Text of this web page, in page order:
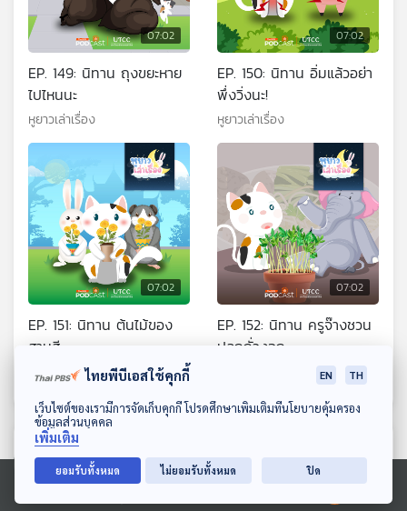
ดาวน์โหลด Thai PBS Podcast Application
Ⓒ 2020 องค์การกระจายเสียงและแพร่ภาพสาธารณะแห่งประเทศไทย
07:02
EP. 149: นิทาน ถุงขยะหาย
ไปไหนนะ
หูยาวเล่าเรื่อง
07:02
EP. 150: นิทาน อิ่มแล้วอย่า
พึ่งวิ่งนะ!
หูยาวเล่าเรื่อง
07:02
EP. 151: นิทาน ต้นไม้ของ
สามสี
หูยาวเล่าเรื่อง
07:02
EP. 152: นิทาน ครูจ๊างชวน
ปลูกถั่วงอก
ตอนที่เกี่ยวข้อง
ไทยพีบีเอสใช้คุกกี้ EN TH
เว็บไซต์ของเรามีการจัดเก็บคุกกี้ โปรดศึกษาเพิ่มเติมที่นโยบายคุ้มครอง
ข้อมูลส่วนบุคคล
เพิ่มเติม
ยอมรับทั้งหมด ไม่ยอมรับทั้งหมด ปิด